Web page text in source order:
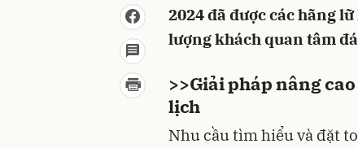
2024 đã được các hãng
lượng khách quan tâm
>>Giải pháp nâng
lịch
Nhu cầu tìm hiểu và đặt